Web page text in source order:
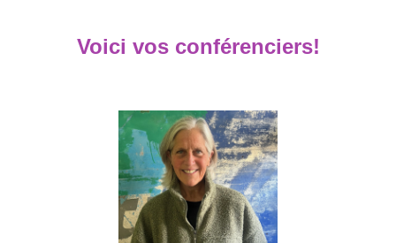
Voici vos conférenciers!